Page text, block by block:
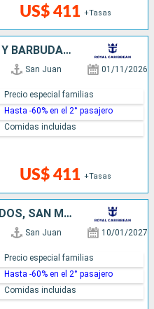
US$ 411 +Tasas
ESTADOS UNIDOS, ANTIGUA Y BARBUDA, SAN MARTÍN, PUERTO RICO
San Juan 01/11/2026
US$ 411 +Tasas
Precio especial familias
Hasta -60% en el 2° pasajero
Comidas incluidas
PUERTO RICO, ESTADOS UNIDOS, SAN MARTÍN, ANTIGUA Y BARBUDA, DOMINICA
San Juan 10/01/2027
Precio especial familias
Hasta -60% en el 2° pasajero
Comidas incluidas